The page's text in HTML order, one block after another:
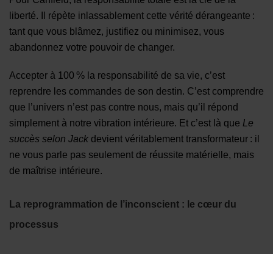
liberté. Il répète inlassablement cette vérité dérangeante :
tant que vous blâmez, justifiez ou minimisez, vous
abandonnez votre pouvoir de changer.
Accepter à 100 % la responsabilité de sa vie, c’est
reprendre les commandes de son destin. C’est comprendre
que l’univers n’est pas contre nous, mais qu’il répond
simplement à notre vibration intérieure. Et c’est là que Le
succès selon Jack devient véritablement transformateur : il
ne vous parle pas seulement de réussite matérielle, mais
de maîtrise intérieure.
La reprogrammation de l’inconscient : le cœur du
processus